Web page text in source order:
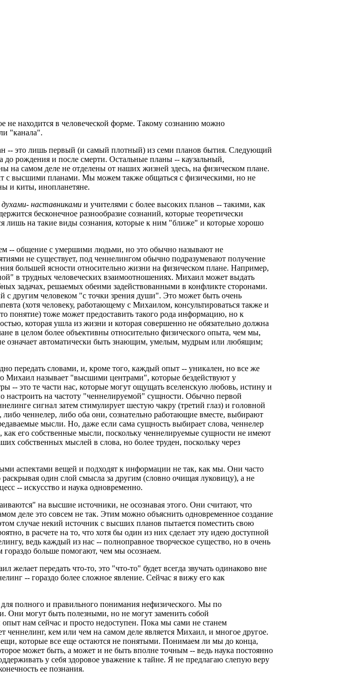
не находится в человеческой форме. Такому сознанию можно
"канала".
-- это лишь первый (и самый плотный) из семи планов бытия. Следующий
рождения и после смерти. Остальные планы -- каузальный,
самом деле не отделены от наших жизней здесь, на физическом плане.
с высшими планами. Мы можем также общаться с физическими, но не
и киты, инопланетяне.
духами- наставниками и учителями с более высоких планов -- такими, как
бесконечное разнообразие сознаний, которые теоретически
лишь на такие виды сознания, которые к ним "ближе" и которые хорошо
-- общение с умершими людьми, но это обычно называют не
не существует, под ченнелингом обычно подразумевают получение
большей ясности относительно жизни на физическом плане. Например,
в трудных человеческих взаимоотношениях. Михаил может выдать
задачах, решаемых обеими задействованными в конфликте сторонами.
другим человеком "с точки зрения души". Это может быть очень
(хотя человеку, работающему с Михаилом, консультироваться также и
понятие) тоже может предоставить такого рода информацию, но к
которая ушла из жизни и которая совершенно не обязательно должна
в целом более объективны относительно физического опыта, чем мы,
означает автоматически быть знающим, умелым, мудрым или любящим;
передать словами, и, кроме того, каждый опыт -- уникален, но все же
Михаил называет "высшими центрами", которые бездействуют у
-- это те части нас, которые могут ощущать вселенскую любовь, истину и
на частоту "ченнелируемой" сущности. Обычно первой
сигнал затем стимулирует шестую чакру (третий глаз) и головной
ченнелер, либо оба они, сознательно работающие вместе, выбирают
мысли. Но, даже если сама сущность выбирает слова, ченнелер
его собственные мысли, поскольку ченнелируемые сущности не имеют
собственных мыслей в слова, но более труден, поскольку через
аспектами вещей и подходят к информации не так, как мы. Они часто
один слой смысла за другим (словно очищая луковицу), а не
-- искусство и наука одновременно.
на высшие источники, не осознавая этого. Они считают, что
деле это совсем не так. Этим можно объяснить одновременное создание
случае некий источник с высших планов пытается поместить свою
в расчете на то, что хотя бы один из них сделает эту идею доступной
ведь каждый из нас -- полноправное творческое существо, но в очень
гораздо больше помогают, чем мы осознаем.
передать что-то, это "что-то" будет всегда звучать одинаково вне
-- гораздо более сложное явление. Сейчас я вижу его как
полного и правильного понимания нефизического. Мы по
Они могут быть полезными, но не могут заменить собой
нам сейчас и просто недоступен. Пока мы сами не станем
кем или чем на самом деле является Михаил, и многое другое.
которые все еще остаются не понятыми. Понимаем ли мы до конца,
может быть, а может и не быть вполне точным -- ведь наука постоянно
у себя здоровое уважение к тайне. Я не предлагаю слепую веру
ее познания.